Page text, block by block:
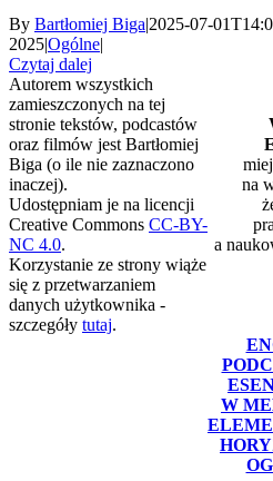
By Bartłomiej Biga|2025-07-
2025|Ogólne|
Czytaj dalej
na
a
W
Autorem wszystkich
zamieszczonych na tej
stronie tekstów, podcastów
oraz filmów jest Bartłomiej
Biga (o ile nie zaznaczono
inaczej).
Udostępniam je na licencji
Creative Commons CC-BY-
NC 4.0.
Korzystanie ze strony wiąże
się z przetwarzaniem
danych użytkownika -
szczegóły tutaj.